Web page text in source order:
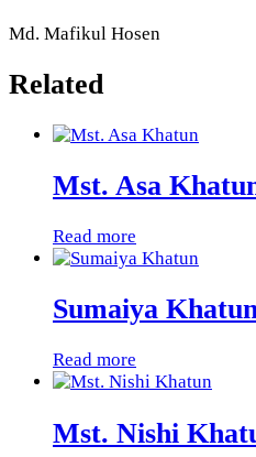
Md. Mafikul Hosen
Related
Mst. Asa
Read more
Sumaiya
Read more
Mst. Nishi